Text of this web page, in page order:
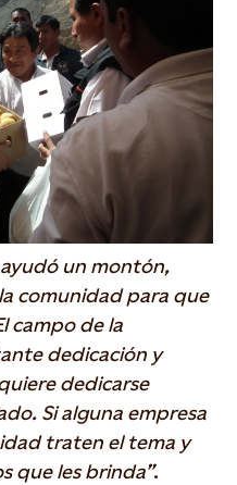
ayudó un montón,
comunidad para que
campo de la
dedicación y
dedicarse
Si alguna empresa
traten el tema y
que les brinda”.